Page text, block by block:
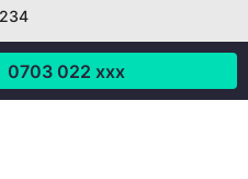
0703 022 xxx